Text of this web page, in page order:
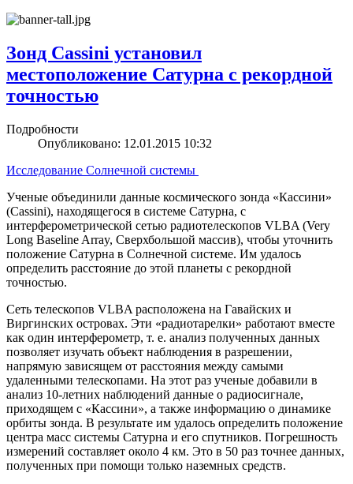
Зонд Cassini установил
местоположение Сатурна с рекордной
точностью
Подробности
Опубликовано: 12.01.2015 10:32
Исследование Солнечной системы
Ученые объединили данные космического зонда «Кассини»
(Cassini), находящегося в системе Сатурна, с
интерферометрической сетью радиотелескопов VLBA (Very
Long Baseline Array, Сверхбольшой массив), чтобы уточнить
положение Сатурна в Солнечной системе. Им удалось
определить расстояние до этой планеты с рекордной
точностью.
Сеть телескопов VLBA расположена на Гавайских и
Виргинских островах. Эти «радиотарелки» работают вместе
как один интерферометр, т. е. анализ полученных данных
позволяет изучать объект наблюдения в разрешении,
напрямую зависящем от расстояния между самыми
удаленными телескопами. На этот раз ученые добавили в
анализ 10-летних наблюдений данные о радиосигнале,
приходящем с «Кассини», а также информацию о динамике
орбиты зонда. В результате им удалось определить положение
центра масс системы Сатурна и его спутников. Погрешность
измерений составляет около 4 км. Это в 50 раз точнее данных,
полученных при помощи только наземных средств.